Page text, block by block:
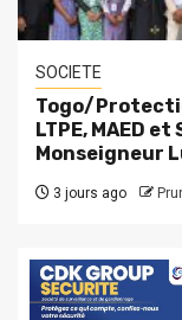
SOCIETE
Togo/
LTPE, MAED
Monseigneur
3 jours ago